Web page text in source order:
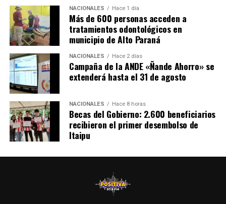
NACIONALES Hace 1 día
Más de 600 personas acceden a
tratamientos odontológicos en
municipio de Alto Paraná
NACIONALES Hace 2 días
Campaña de la ANDE «Ñande Ahorro» se
extenderá hasta el 31 de agosto
NACIONALES Hace 8 horas
Becas del Gobierno: 2.600 beneficiarios
recibieron el primer desembolso de
Itaipu